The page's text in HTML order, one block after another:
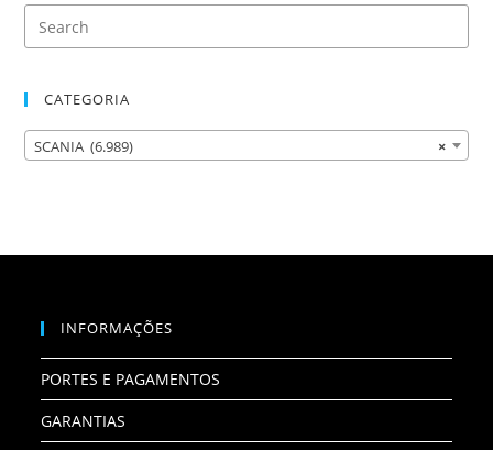
CATEGORIA
×
SCANIA (6.989)
INFORMAÇÕES
PORTES E PAGAMENTOS
GARANTIAS